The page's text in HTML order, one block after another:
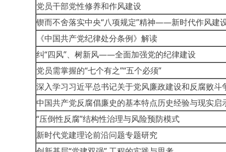
党员干部党性修养和作风建设
锲而不舍落实中央“八项规定”精神——新时代作风建
《中国共产党纪律处分条例》解读
纠“四风”、树新风——全面加强党的纪律建设
党员需掌握的“七个有之”“五个必须”
深入学习习近平总书记关于党风廉政建设和反腐败斗
中国共产党反腐倡廉史的基本特点历史经验与现实启
“压倒性反腐”结构性治理与风险预防模式
新时代党建理论前沿问题专题研究